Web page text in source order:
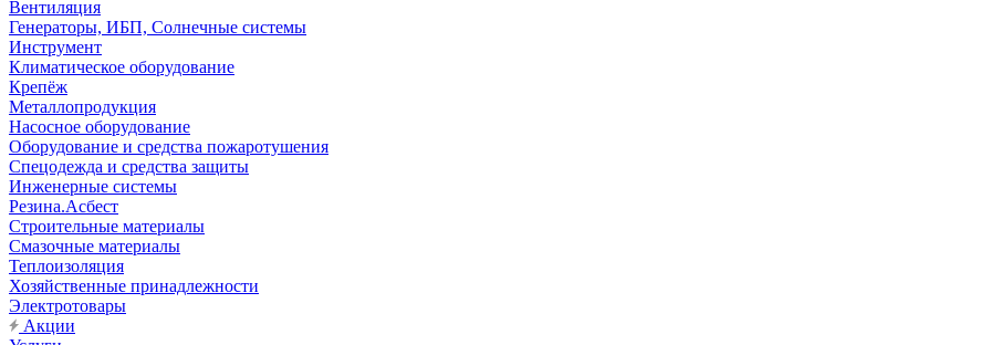
Вентиляция
Генераторы, ИБП, Солнечные системы
Инструмент
Климатическое оборудование
Крепёж
Металлопродукция
Насосное оборудование
Оборудование и средства пожаротушения
Спецодежда и средства защиты
Инженерные системы
Резина.Асбест
Строительные материалы
Смазочные материалы
Теплоизоляция
Хозяйственные принадлежности
Электротовары
Акции